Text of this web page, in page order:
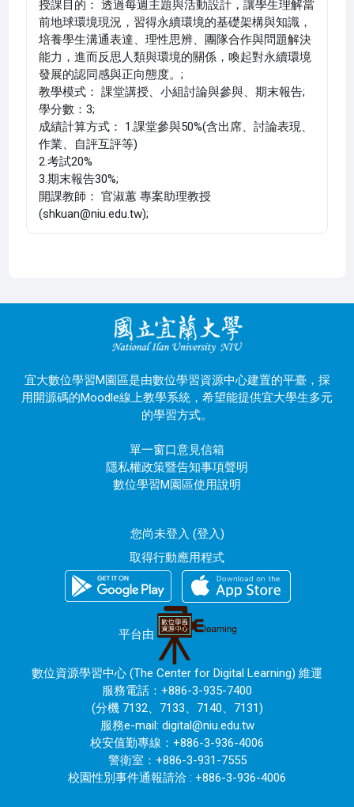
授課目的： 透過每週主題與活動設計，讓學生理解當
前地球環境現況，習得永續環境的基礎架構與知識，
培養學生溝通表達、理性思辨、團隊合作與問題解決
能力，進而反思人類與環境的關係，喚起對永續環境
發展的認同感與正向態度。;
教學模式： 課堂講授、小組討論與參與、期末報告;
學分數：3;
成績計算方式： 1.課堂參與50%(含出席、討論表現、
作業、自評互評等)
2.考試20%
3.期末報告30%;
開課教師： 官淑蕙 專案助理教授
(shkuan@niu.edu.tw);
宜大數位學習M園區是由數位學習資源中心建置的平臺，採
用開源碼的Moodle線上教學系統，希望能提供宜大學生多元
的學習方式。
單一窗口意見信箱
隱私權政策暨告知事項聲明
數位學習M園區使用說明
您尚未登入 (登入)
取得行動應用程式
平台由
數位資源學習中心 (The Center for Digital Learning) 維運
服務電話：+886-3-935-7400
(分機 7132、7133、7140、7131)
服務e-mail: digital@niu.edu.tw
校安值勤專線：+886-3-936-4006
警衛室：+886-3-931-7555
校園性別事件通報請洽 : +886-3-936-4006